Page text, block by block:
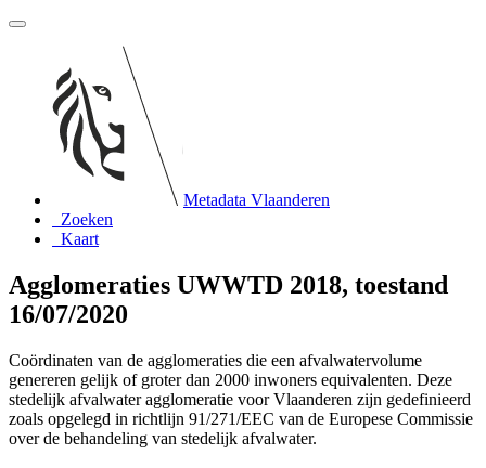
Metadata Vlaanderen
Zoeken
Kaart
Agglomeraties UWWTD 2018, toestand
16/07/2020
Coördinaten van de agglomeraties die een afvalwatervolume
genereren gelijk of groter dan 2000 inwoners equivalenten. Deze
stedelijk afvalwater agglomeratie voor Vlaanderen zijn gedefinieerd
zoals opgelegd in richtlijn 91/271/EEC van de Europese Commissie
over de behandeling van stedelijk afvalwater.